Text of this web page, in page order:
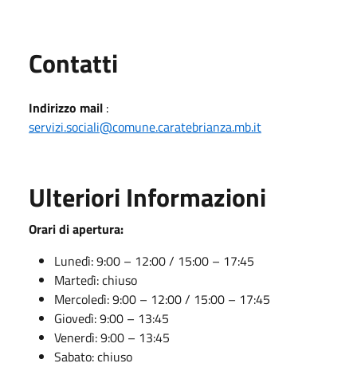
Contatti
Indirizzo mail :
servizi.sociali@comune.caratebrianza.mb.it
Ulteriori Informazioni
Orari di apertura:
Lunedì: 9:00 – 12:00 / 15:00 – 17:45
Martedì: chiuso
Mercoledì: 9:00 – 12:00 / 15:00 – 17:45
Giovedì: 9:00 – 13:45
Venerdì: 9:00 – 13:45
Sabato: chiuso